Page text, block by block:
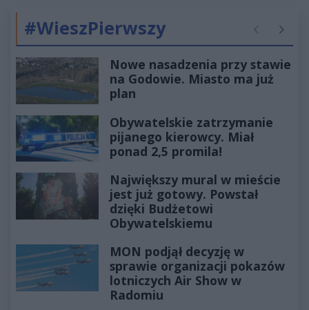
#WieszPierwszy Poprzednie
Nowe nasadzenia przy stawie
na Godowie. Miasto ma już
plan
Obywatelskie zatrzymanie
pijanego kierowcy. Miał
ponad 2,5 promila!
Największy mural w mieście
jest już gotowy. Powstał
dzięki Budżetowi
Obywatelskiemu
MON podjął decyzję w
sprawie organizacji pokazów
lotniczych Air Show w
Radomiu